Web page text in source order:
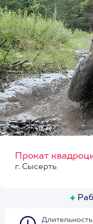
Прокат
г. Сысерть
Длительность